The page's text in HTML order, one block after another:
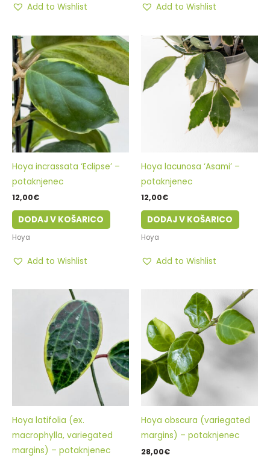
Add to Wishlist Add to Wishlist
Hoya incrassata ‘Eclipse’ –
potaknjenec
12,00€
DODAJ V KOŠARICO
Hoya
Add to Wishlist
Hoya lacunosa ‘Asami’ –
potaknjenec
12,00€
DODAJ V KOŠARICO
Hoya
Add to Wishlist
Hoya latifolia (ex.
macrophylla, variegated
margins) – potaknjenec
Hoya obscura (variegated
margins) – potaknjenec
28,00€